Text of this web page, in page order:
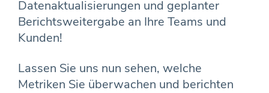
Datenaktualisierungen und geplanter
Berichtsweitergabe an Ihre Teams und
Kunden!
Lassen Sie uns nun sehen, welche
Metriken Sie überwachen und berichten